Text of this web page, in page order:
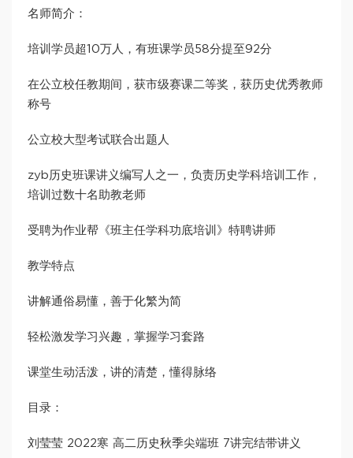
名师简介：
培训学员超10万人，有班课学员58分提至92分
在公立校任教期间，获市级赛课二等奖，获历史优秀教师
称号
公立校大型考试联合出题人
zyb历史班课讲义编写人之一，负责历史学科培训工作，
培训过数十名助教老师
受聘为作业帮《班主任学科功底培训》特聘讲师
教学特点
讲解通俗易懂，善于化繁为简
轻松激发学习兴趣，掌握学习套路
课堂生动活泼，讲的清楚，懂得脉络
目录：
刘莹莹 2022寒 高二历史秋季尖端班 7讲完结带讲义